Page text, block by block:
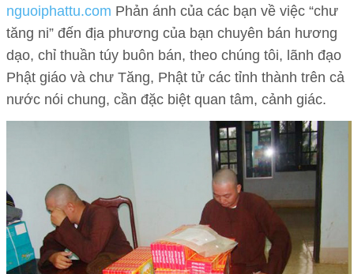
nguoiphattu.com Phản ánh của các bạn về việc “chư
tăng ni” đến địa phương của bạn chuyên bán hương
dạo, chỉ thuần túy buôn bán, theo chúng tôi, lãnh đạo
Phật giáo và chư Tăng, Phật tử các tỉnh thành trên cả
nước nói chung, cần đặc biệt quan tâm, cảnh giác.